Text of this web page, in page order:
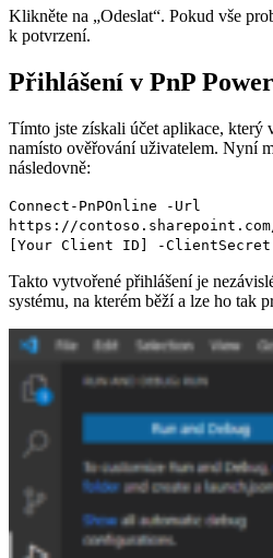
Klikněte na „Odeslat“. Pokud vše
k potvrzení.
Přihlášení v PnP
Tímto jste získali účet aplikace, který
namísto ověřování uživatelem. Nyní
následovně:
Connect-PnPOnline -Url
https://
[Your Client ID] -
Takto vytvořené přihlášení je
systému, na kterém běží a lze ho tak